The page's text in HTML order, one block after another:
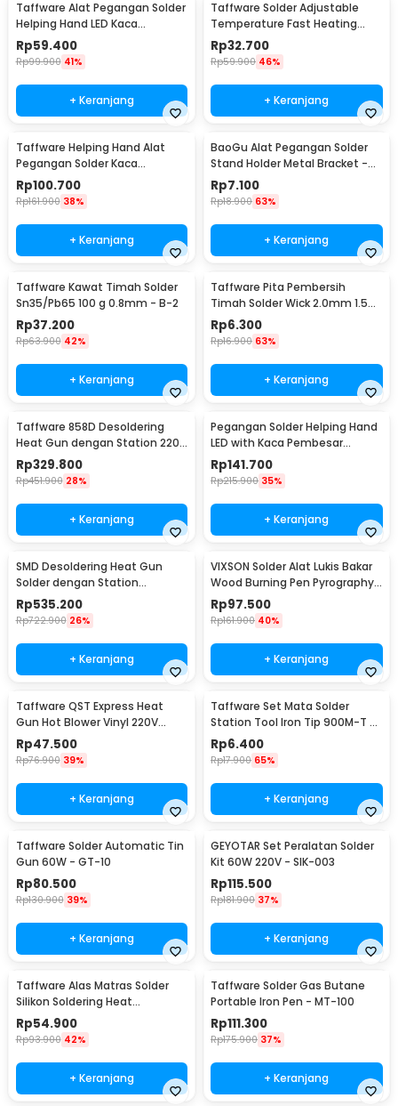
Taffware Alat Pegangan Solder
Helping Hand LED Kaca
Pembesar 3.5X - TE-801
Rp59.400
Rp99.900 41%
+ Keranjang
Taffware Solder Adjustable
Temperature Fast Heating
60W with 5 Tips - CS-31 A
Rp32.700
Rp59.900 46%
+ Keranjang
Taffware Helping Hand Alat
Pegangan Solder Kaca
Pembesar LED - MG16129-C
Rp100.700
Rp161.900 38%
+ Keranjang
BaoGu Alat Pegangan Solder
Stand Holder Metal Bracket -
DBL-X10
Rp7.100
Rp18.900 63%
+ Keranjang
Taffware Kawat Timah Solder
Sn35/Pb65 100 g 0.8mm - B-2
Rp37.200
Rp63.900 42%
+ Keranjang
Taffware Pita Pembersih
Timah Solder Wick 2.0mm 1.5M
- CP-2015
Rp6.300
Rp16.900 63%
+ Keranjang
Taffware 858D Desoldering
Heat Gun dengan Station 220V
750W
Rp329.800
Rp451.900 28%
+ Keranjang
Pegangan Solder Helping Hand
LED with Kaca Pembesar
Magnifier 3X/4.5X - TH-7023
Rp141.700
Rp215.900 35%
+ Keranjang
SMD Desoldering Heat Gun
Solder dengan Station
220V/700W - KS8586
Rp535.200
Rp722.900 26%
+ Keranjang
VIXSON Solder Alat Lukis Bakar
Wood Burning Pen Pyrography
60W 36 Set - CS-31 D
Rp97.500
Rp161.900 40%
+ Keranjang
Taffware QST Express Heat
Gun Hot Blower Vinyl 220V
300W - QST-220
Rp47.500
Rp76.900 39%
+ Keranjang
Taffware Set Mata Solder
Station Tool Iron Tip 900M-T 5
PCS - BI5044
Rp6.400
Rp17.900 65%
+ Keranjang
Taffware Solder Automatic Tin
Gun 60W - GT-10
Rp80.500
Rp130.900 39%
+ Keranjang
GEYOTAR Set Peralatan Solder
Kit 60W 220V - SIK-003
Rp115.500
Rp181.900 37%
+ Keranjang
Taffware Alas Matras Solder
Silikon Soldering Heat
Resistant 450x300mm - S-160
Rp54.900
Rp93.900 42%
+ Keranjang
Taffware Solder Gas Butane
Portable Iron Pen - MT-100
Rp111.300
Rp175.900 37%
+ Keranjang